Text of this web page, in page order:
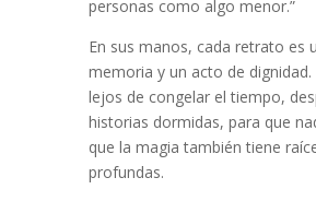
personas como algo menor.”
En sus manos, cada retrato es
memoria y un acto de dignidad.
lejos de congelar el tiempo,
historias dormidas, para que
que la magia también tiene
profundas.